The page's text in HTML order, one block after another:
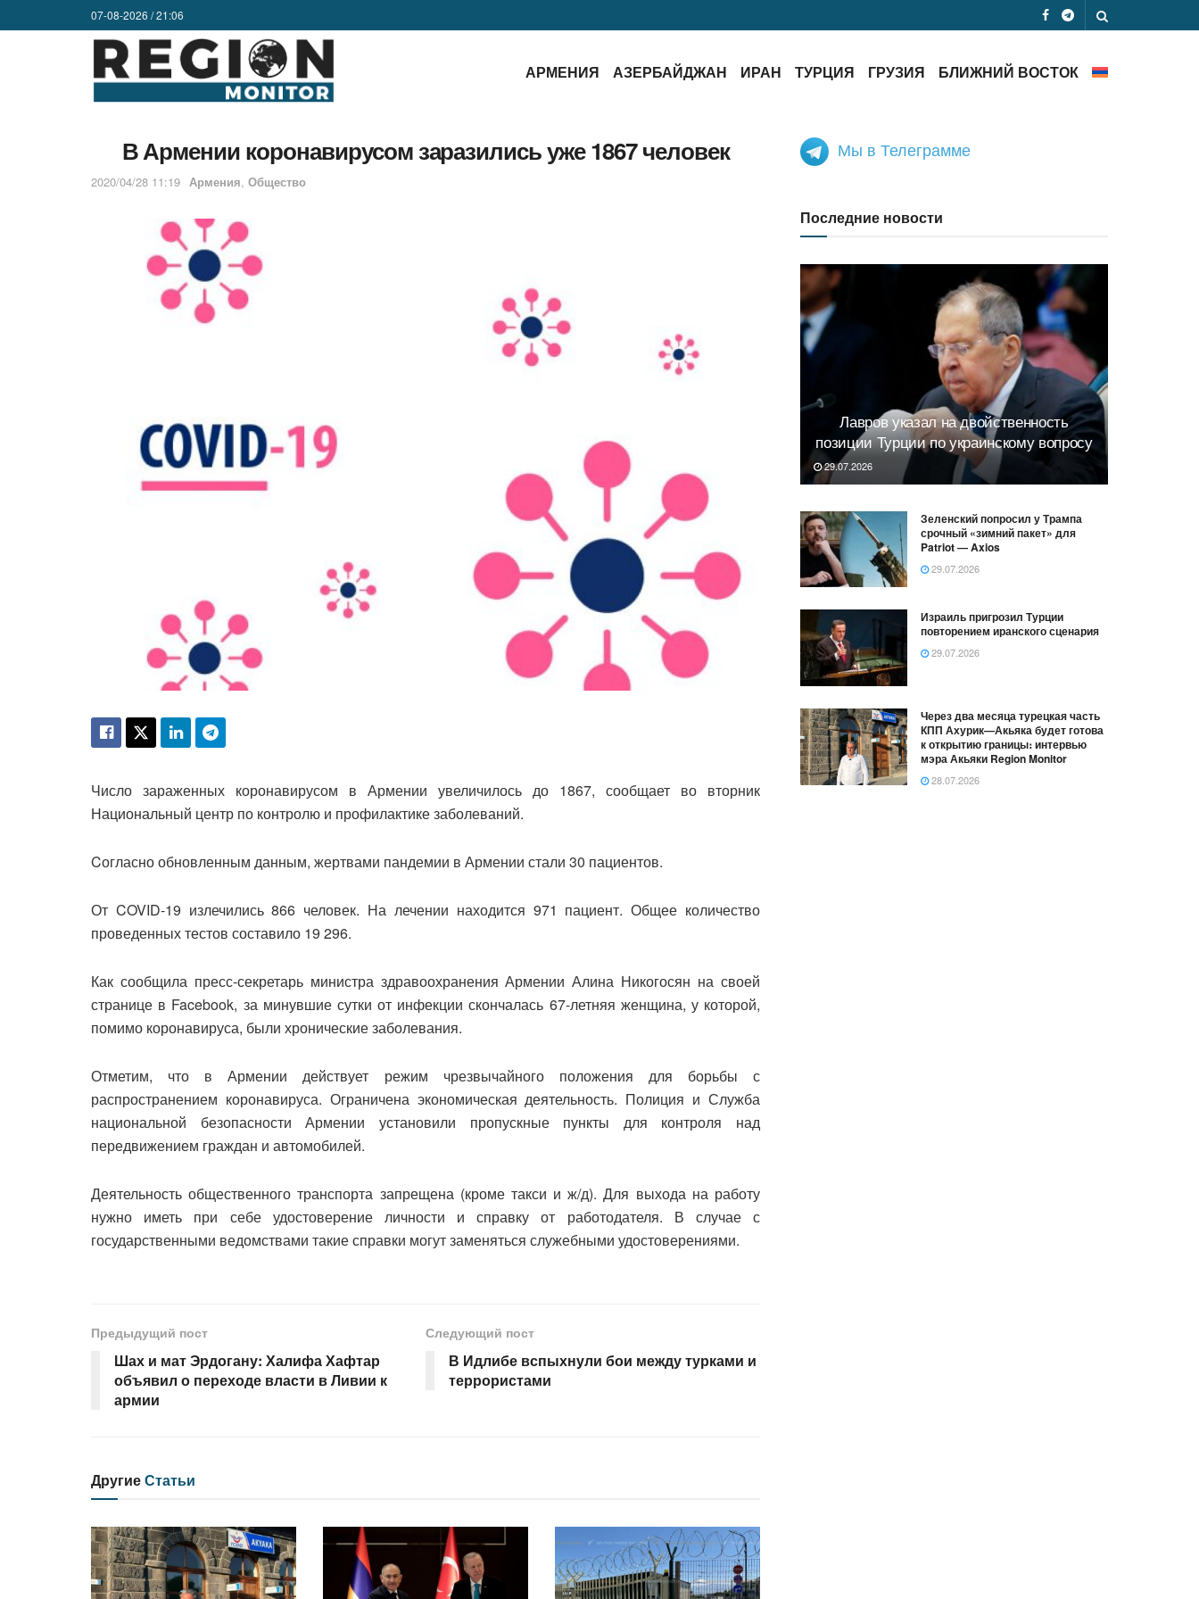
07-08-2026 / 21:06
АРМЕНИЯ АЗЕРБАЙДЖАН ИРАН ТУРЦИЯ ГРУЗИЯ БЛИЖНИЙ ВОСТОК
В Армении коронавирусом заразились уже 1867 человек
2020/04/28 11:19 Армения, Общество
Число зараженных коронавирусом в Армении увеличилось до 1867, сообщает во вторник
Национальный центр по контролю и профилактике заболеваний.
Cогласно обновленным данным, жертвами пандемии в Армении стали 30 пациентов.
От COVID-19 излечились 866 человек. На лечении находится 971 пациент. Общее количество
проведенных тестов составило 19 296.
Как сообщила пресс-секретарь министра здравоохранения Армении Алина Никогосян на своей
странице в Facebook, за минувшие сутки от инфекции скончалась 67-летняя женщина, у которой,
помимо коронавируса, были хронические заболевания.
Отметим, что в Армении действует режим чрезвычайного положения для борьбы с
распространением коронавируса. Ограничена экономическая деятельность. Полиция и Служба
национальной безопасности Армении установили пропускные пункты для контроля над
передвижением граждан и автомобилей.
Деятельность общественного транспорта запрещена (кроме такси и ж/д). Для выхода на работу
нужно иметь при себе удостоверение личности и справку от работодателя. В случае с
государственными ведомствами такие справки могут заменяться служебными удостоверениями.
Предыдущий пост
Шах и мат Эрдогану: Халифа Хафтар
объявил о переходе власти в Ливии к
армии
Следующий пост
В Идлибе вспыхнули бои между турками и
террористами
ДругиеСтатьи
Мы в Телеграмме
Последние новости
Лавров указал на двойственность
позиции Турции по украинскому вопросу
29.07.2026
Зеленский попросил у Трампа
срочный «зимний пакет» для
Patriot — Axios
29.07.2026
Израиль пригрозил Турции
повторением иранского сценария
29.07.2026
Через два месяца турецкая часть
КПП Ахурик—Акьяка будет готова
к открытию границы։ интервью
мэра Акьяки Region Monitor
28.07.2026